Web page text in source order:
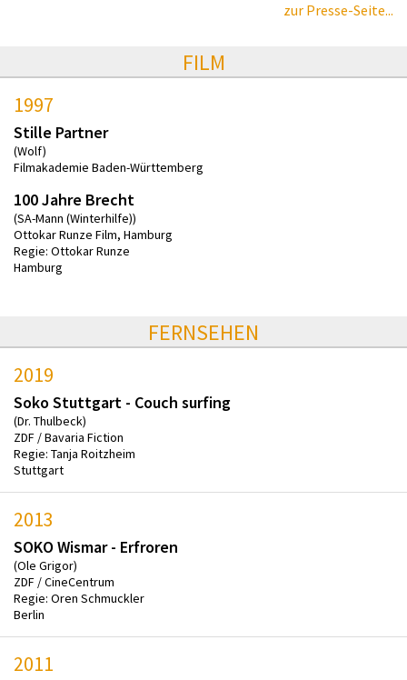
zur Presse-Seite...
FILM
1997
Stille Partner
(Wolf)
Filmakademie Baden-Württemberg
100 Jahre Brecht
(SA-Mann (Winterhilfe))
Ottokar Runze Film, Hamburg
Regie: Ottokar Runze
Hamburg
FERNSEHEN
2019
Soko Stuttgart - Couch surfing
(Dr. Thulbeck)
ZDF / Bavaria Fiction
Regie: Tanja Roitzheim
Stuttgart
2013
SOKO Wismar - Erfroren
(Ole Grigor)
ZDF / CineCentrum
Regie: Oren Schmuckler
Berlin
2011